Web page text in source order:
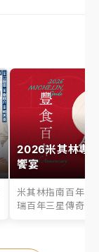
2026米其林專
饗宴
米其林指南百年之
瑞百年三星傳奇、